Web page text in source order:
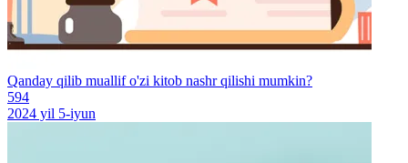
Qanday qilib muallif o'zi kitob nashr qilishi mumkin?
594
2024 yil 5-iyun